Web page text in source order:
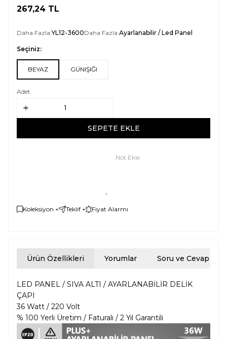
267,24 TL
Daha FazlaYL12-3600Daha Fazla Ayarlanabilir / Led Panel
Seçiniz:
BEYAZ GÜNIŞIĞI
Adet
SEPETE EKLE
Not Ekle
Koleksiyon + Teklif + Fiyat Alarmı
Ürün Özellikleri Yorumlar Soru ve Cevap
LED PANEL / SIVA ALTI / AYARLANABİLİR DELİK
ÇAPI
36 Watt / 220 Volt
% 100 Yerli Üretim / Faturalı / 2 Yıl Garantili